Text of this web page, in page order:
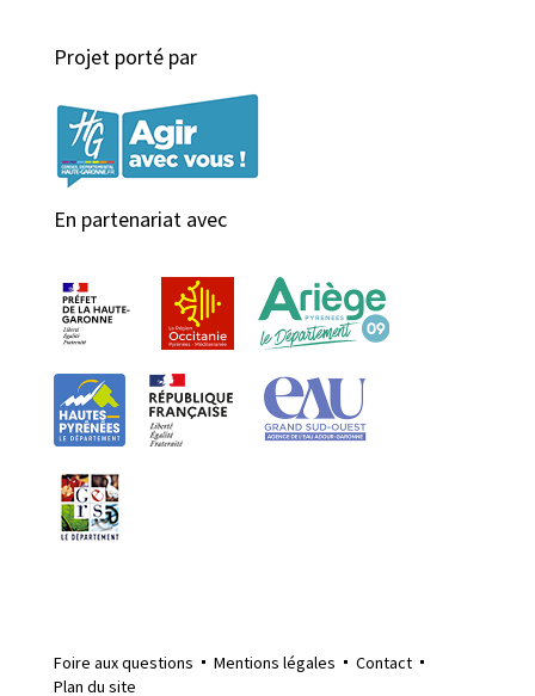
Projet porté par
En partenariat avec
Foire aux questions Mentions légales
Contact
Plan du site